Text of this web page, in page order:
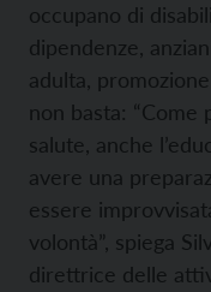
occupano di
dipendenze,
adulta,
non basta:
salute, anche
avere una
essere
volontà”, spiega
direttrice delle